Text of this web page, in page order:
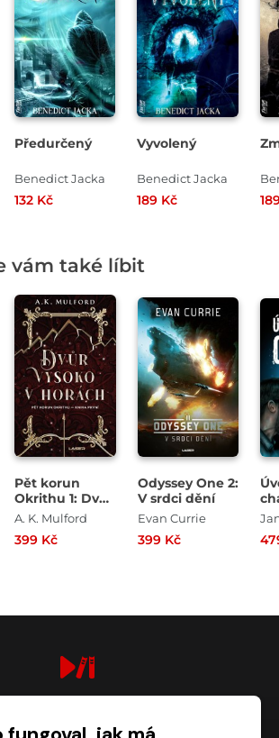
Předurčený
Benedict Jacka
132 Kč
Vyvolený
Benedict Jacka
189 Kč
vám také líbit
Pět korun
Okrithu 1: Dvůr
vysoko v
A. K. Mulford
399 Kč
Odyssey One 2:
V srdci dění
Evan Currie
399 Kč